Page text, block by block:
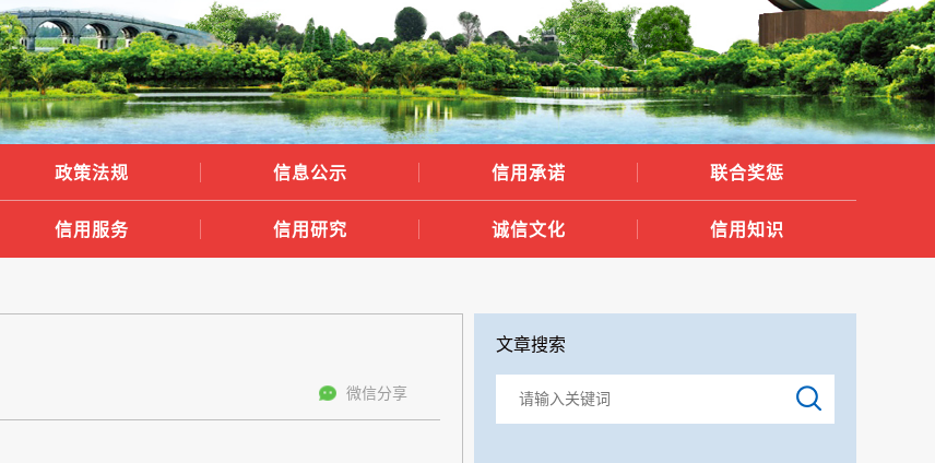
政策法规 信息公示 信用承诺 联合奖惩
信用服务 信用研究 诚信文化 信用知识
微信分享
文章搜索